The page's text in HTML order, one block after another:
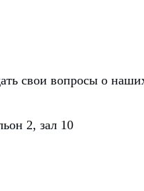
свои вопросы о
2, зал 10